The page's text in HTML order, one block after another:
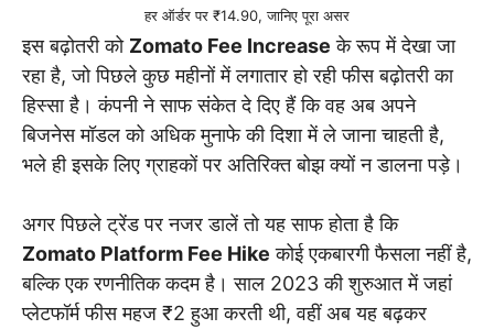
हर ऑर्डर पर ₹14.90, जानिए पूरा असर
इस बढ़ोतरी को Zomato Fee Increase के रूप में देखा जा
रहा है, जो पिछले कुछ महीनों में लगातार हो रही फीस बढ़ोतरी का
हिस्सा है। कंपनी ने साफ संकेत दे दिए हैं कि वह अब अपने
बिजनेस मॉडल को अधिक मुनाफे की दिशा में ले जाना चाहती है,
भले ही इसके लिए ग्राहकों पर अतिरिक्त बोझ क्यों न डालना पड़े।
अगर पिछले ट्रेंड पर नजर डालें तो यह साफ होता है कि
Zomato Platform Fee Hike कोई एकबारगी फैसला नहीं है,
बल्कि एक रणनीतिक कदम है। साल 2023 की शुरुआत में जहां
प्लेटफॉर्म फीस महज ₹2 हुआ करती थी, वहीं अब यह बढ़कर